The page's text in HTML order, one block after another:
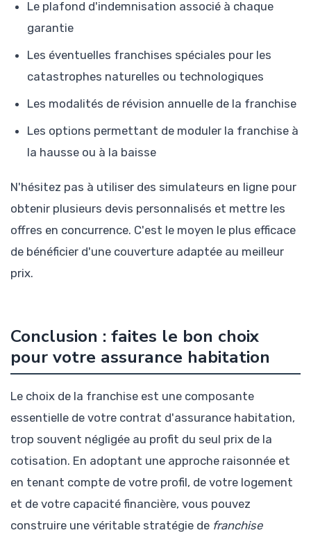
Le plafond d'indemnisation associé à chaque
garantie
Les éventuelles franchises spéciales pour les
catastrophes naturelles ou technologiques
Les modalités de révision annuelle de la franchise
Les options permettant de moduler la franchise à
la hausse ou à la baisse
N'hésitez pas à utiliser des simulateurs en ligne pour
obtenir plusieurs devis personnalisés et mettre les
offres en concurrence. C'est le moyen le plus efficace
de bénéficier d'une couverture adaptée au meilleur
prix.
Conclusion : faites le bon choix
pour votre assurance habitation
Le choix de la franchise est une composante
essentielle de votre contrat d'assurance habitation,
trop souvent négligée au profit du seul prix de la
cotisation. En adoptant une approche raisonnée et
en tenant compte de votre profil, de votre logement
et de votre capacité financière, vous pouvez
construire une véritable stratégie de franchise